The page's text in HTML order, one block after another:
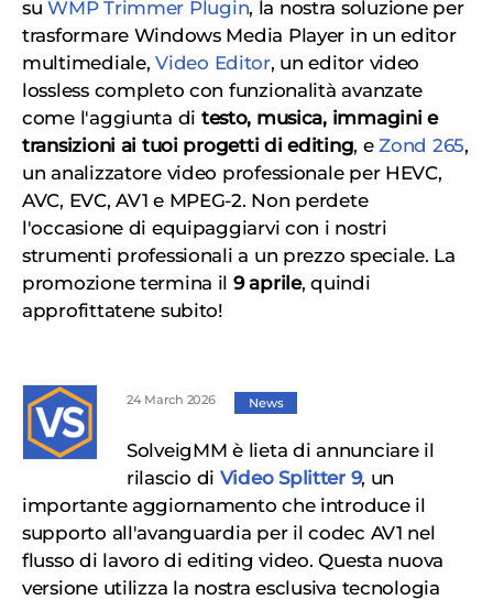
suWMP Trimmer Plugin, la nostra soluzione per
trasformare Windows Media Player in un editor
multimediale,Video Editor, un editor video
lossless completo con funzionalità avanzate
come l'aggiunta di testo, musica, immagini e
transizioni ai tuoi progetti di editing, eZond 265,
un analizzatore video professionale per HEVC,
AVC, EVC, AV1 e MPEG-2. Non perdete
l'occasione di equipaggiarvi con i nostri
strumenti professionali a un prezzo speciale. La
promozione termina il 9 aprile, quindi
approfittatene subito!
24 March 2026 News
SolveigMM è lieta di annunciare il
rilascio di Video Splitter 9, un
importante aggiornamento che introduce il
supporto all'avanguardia per il codec AV1 nel
flusso di lavoro di editing video. Questa nuova
versione utilizza la nostra esclusiva tecnologia